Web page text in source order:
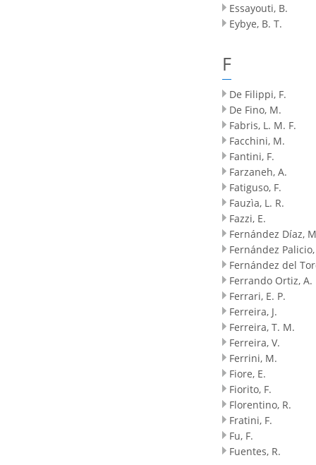
Essayouti, B.
Eybye, B. T.
F
De Filippi, F.
De Fino, M.
Fabris, L. M. F.
Facchini, M.
Fantini, F.
Farzaneh, A.
Fatiguso, F.
Fauzìa, L. R.
Fazzi, E.
Fernández Díaz,
Fernández Palicio,
Fernández del
Ferrando Ortiz, A.
Ferrari, E. P.
Ferreira, J.
Ferreira, T. M.
Ferreira, V.
Ferrini, M.
Fiore, E.
Fiorito, F.
Florentino, R.
Fratini, F.
Fu, F.
Fuentes, R.